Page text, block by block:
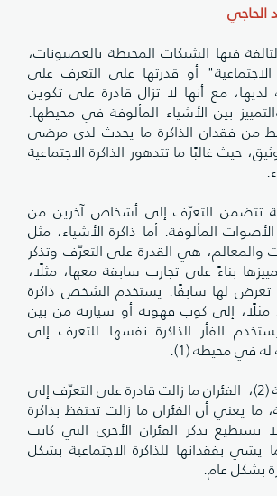
فيها الشبكات المحيطة بالعصبونات،
أو قدرتها على التعرف على
مع أنها لا تزال قادرة على تكوين
بين الأشياء المألوفة في محيطها.
الذاكرة ما يحدث لدى مرضى
غالبًا ما تتدهور الذاكرة الاجتماعية
التعرّف إلى أشخاص آخرين من
المألوفة. أما ذاكرة الأشياء، مثل
هي القدرة على التعرّف وتذكر
على تجارب سابقة معها، مثلًا،
لها سابقًا. يستخدم الشخص ذاكرة
إلى كوب قهوته أو سيارته من بين
الذاكرة نفسها للتعرف إلى
(1).
الدراسة (2)، الفئران ما زالت قادرة على التعرّف إلى
أن الفئران ما زالت تحتفظ بذاكرة
تذكر الفئران الأخرى التي كانت
للذاكرة الاجتماعية بشكل
عام.